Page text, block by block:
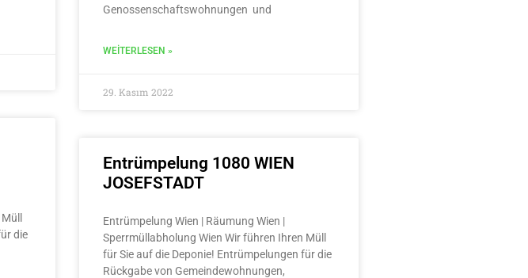
Genossenschaftswohnungen und
WEITERLESEN »
29. Kasım 2022
die
Entrümpelung 1080 WIEN
JOSEFSTADT
Entrümpelung Wien | Räumung Wien |
Sperrmüllabholung Wien Wir führen Ihren Müll
für Sie auf die Deponie! Entrümpelungen für die
Rückgabe von Gemeindewohnungen,